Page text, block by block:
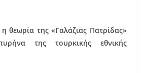
η θεωρία της «Γαλάζιας Πατρίδας»
της τουρκικής εθνικής